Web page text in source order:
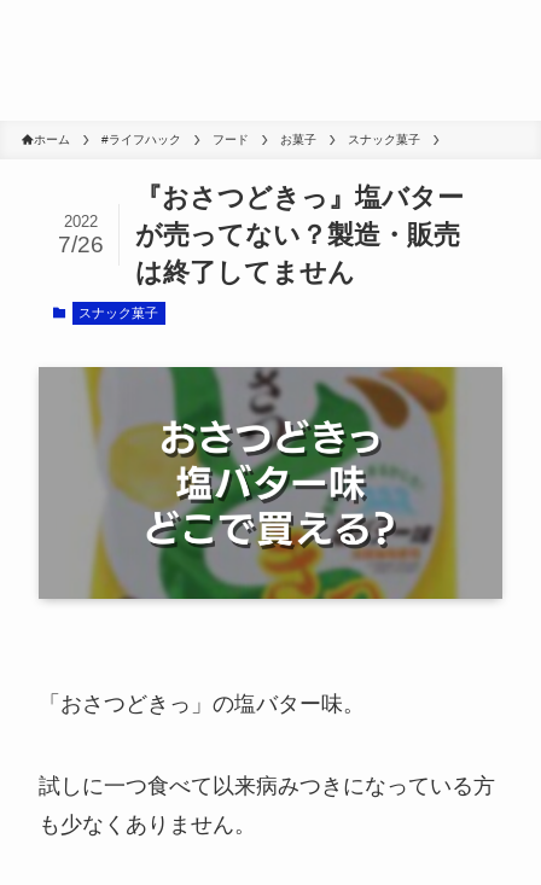
ホーム #ライフハック フード お菓子 スナック菓子
『おさつどきっ』塩バター
が売ってない？製造・販売
は終了してません
2022
7/26
スナック菓子
「おさつどきっ」の塩バター味。
試しに一つ食べて以来病みつきになっている方
も少なくありません。